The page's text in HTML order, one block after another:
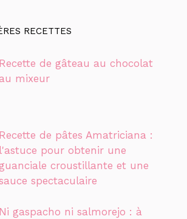
RECETTES
Recette de gâteau au chocolat
mixeur
Recette de pâtes Amatriciana :
l'astuce pour obtenir une
guanciale croustillante et une
spectaculaire
Ni gaspacho ni salmorejo : à